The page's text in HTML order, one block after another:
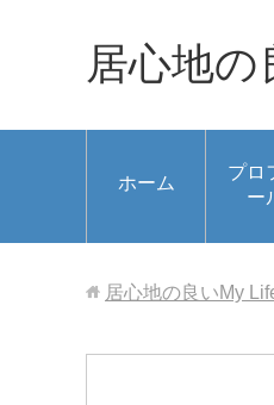
居心地
ホーム
プロ
ー
居心地の良いMy